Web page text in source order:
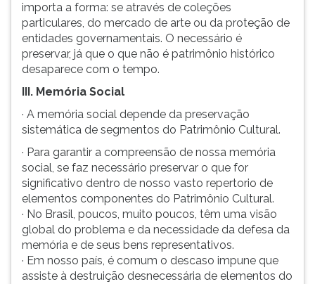
importa a forma: se através de coleções
particulares, do mercado de arte ou da proteção de
entidades governamentais. O necessário é
preservar, já que o que não é patrimônio histórico
desaparece com o tempo.
III. Memória Social
· A memória social depende da preservação
sistemática de segmentos do Patrimônio Cultural.
· Para garantir a compreensão de nossa memória
social, se faz necessário preservar o que for
significativo dentro de nosso vasto repertorio de
elementos componentes do Patrimônio Cultural.
· No Brasil, poucos, muito poucos, têm uma visão
global do problema e da necessidade da defesa da
memória e de seus bens representativos.
· Em nosso país, é comum o descaso impune que
assiste à destruição desnecessária de elementos do